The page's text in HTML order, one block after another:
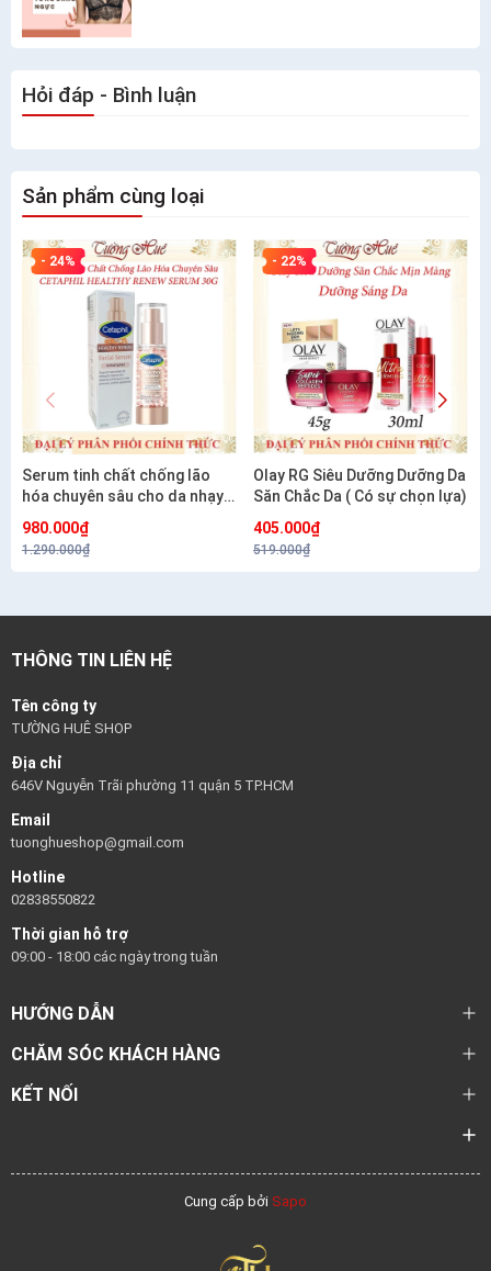
Hỏi đáp - Bình luận
Sản phẩm cùng loại
- 24%
Serum tinh chất chống lão
hóa chuyên sâu cho da nhạy
cảm CETAPHIL HEALTHY
RENEW SERUM 30G
980.000₫
1.290.000₫
- 22%
Olay RG Siêu Dưỡng Dưỡng Da
Săn Chắc Da ( Có sự chọn lựa)
405.000₫
519.000₫
THÔNG TIN LIÊN HỆ
Tên công ty
TƯỜNG HUÊ SHOP
Địa chỉ
646V Nguyễn Trãi phường 11 quận 5 TP.HCM
Email
tuonghueshop@gmail.com
Hotline
02838550822
Thời gian hỗ trợ
09:00 - 18:00 các ngày trong tuần
HƯỚNG DẪN
CHĂM SÓC KHÁCH HÀNG
KẾT NỐI
Cung cấp bởi Sapo